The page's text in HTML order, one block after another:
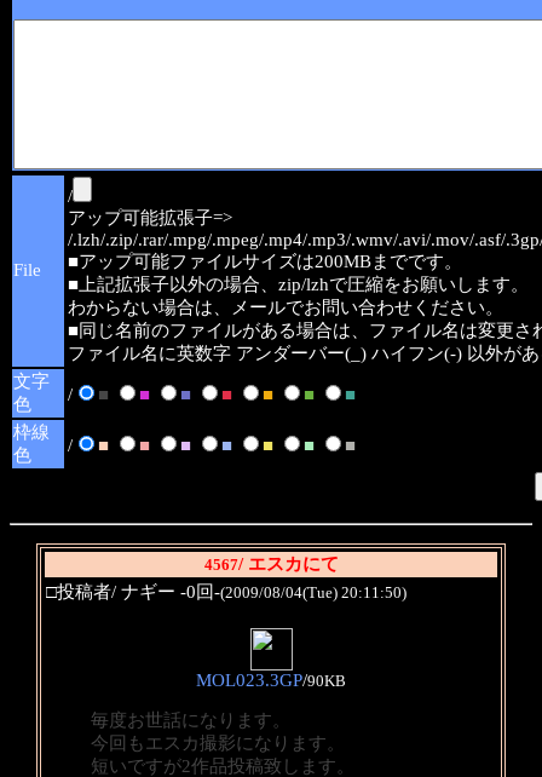
File
/
アップ可能拡張子=>
/.lzh/.zip/.rar/.mpg/.mpeg/.mp4/.mp3/.wmv/.avi/.mov/.asf/
■アップ可能ファイルサイズは200MBまでです。
■上記拡張子以外の場合、zip/lzhで圧縮をお願いします。
わからない場合は、メールでお問い合わせください。
■同じ名前のファイルがある場合は、ファイル名は変更さ
ファイル名に英数字 アンダーバー(_) ハイフン(-) 以外が
文字
色
/ ■ ■ ■ ■ ■ ■
■
枠線
色
/ ■ ■ ■ ■ ■ ■ ■
4567/ エスカにて
□投稿者/ ナギー -0回-(2009/08/04(Tue) 20:11:50)
MOL023.3GP/90KB
毎度お世話になります。
今回もエスカ撮影になります。
短いですが2作品投稿致します。